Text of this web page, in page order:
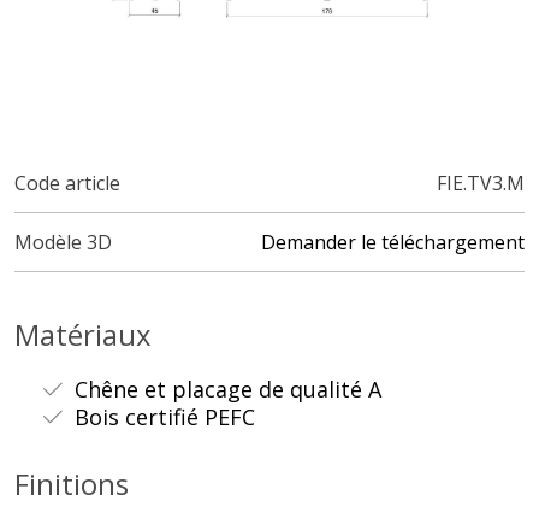
Code article FIE.TV3.M
Modèle 3D Demander le téléchargement
Matériaux
Chêne et placage de qualité A
Bois certifié PEFC
Finitions